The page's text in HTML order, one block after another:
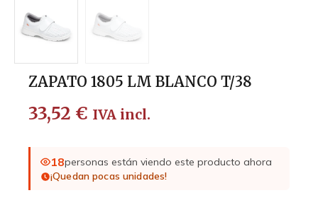
ZAPATO 1805 LM BLANCO T/38
33,52 € IVA incl.
18personas están viendo este producto ahora
¡Quedan pocas unidades!